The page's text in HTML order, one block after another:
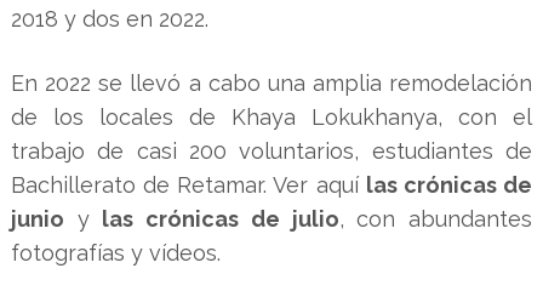
2018 y dos en 2022.
En 2022 se llevó a cabo una amplia remodelación
de los locales de Khaya Lokukhanya, con el
trabajo de casi 200 voluntarios, estudiantes de
Bachillerato de Retamar. Ver aquí las crónicas de
junio y las crónicas de julio, con abundantes
fotografías y vídeos.